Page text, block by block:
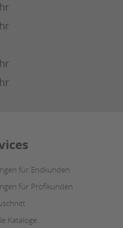
für Endkunden
für Profikunden
Kataloge